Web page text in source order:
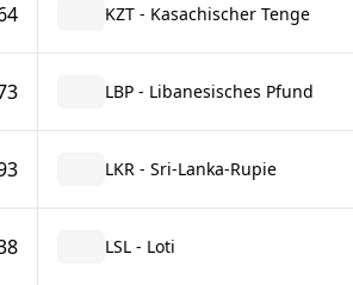
KZT - Kasachischer Tenge
LBP - Libanesisches Pfund
LKR - Sri-Lanka-Rupie
LSL - Loti